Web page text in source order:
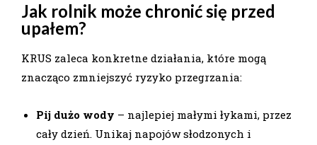
Jak rolnik może chronić się przed
upałem?
KRUS zaleca konkretne działania, które mogą
znacząco zmniejszyć ryzyko przegrzania:
Pij dużo wody – najlepiej małymi łykami, przez
cały dzień. Unikaj napojów słodzonych i